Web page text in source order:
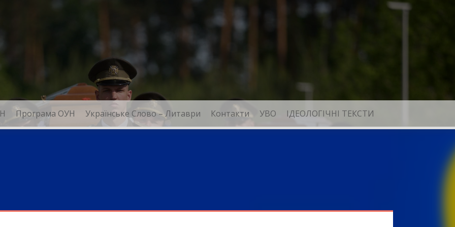
Програма ОУН Українське Слово – Литаври Контакти УВО ІДЕОЛОГІЧНІ ТЕКСТИ